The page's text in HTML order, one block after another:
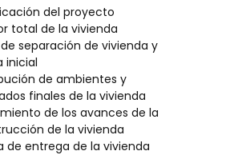
del proyecto
total de la vivienda
separación de vivienda y
inicial
de ambientes y
finales de la vivienda
de los avances de la
de la vivienda
de entrega de la vivienda